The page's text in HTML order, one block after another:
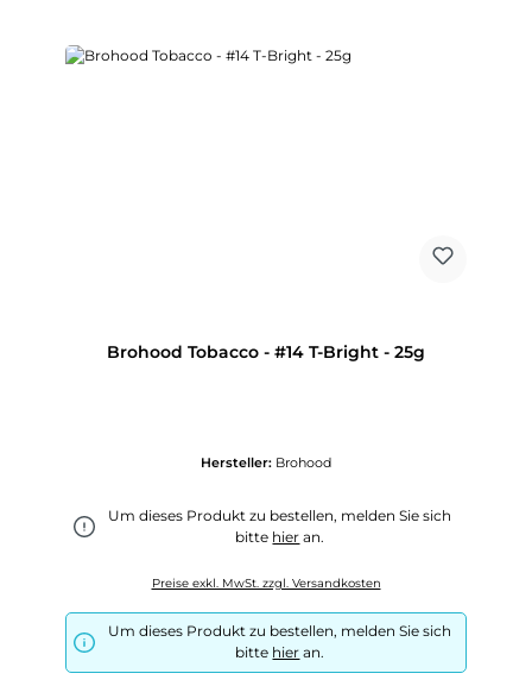
Brohood Tobacco - #14 T-Bright - 25g
Hersteller: Brohood
Um dieses Produkt zu bestellen, melden Sie sich
bitte hier an.
Preise exkl. MwSt. zzgl. Versandkosten
Um dieses Produkt zu bestellen, melden Sie sich
bitte hier an.